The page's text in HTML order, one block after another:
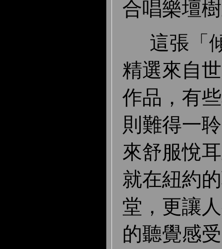
合唱樂壇
這張「
精選來自
作品，有
則難得一
來舒服悅
就在紐約
堂，更讓
的聽覺感